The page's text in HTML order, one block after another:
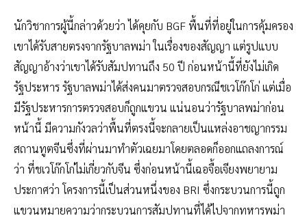
นักวิชาการผู้นี้กล่าวด้วยว่า ได้คุยกับ BGF พื้นที่ที่อยู่ในการคุ้มครอง
เขาได้รับสายตรงจากรัฐบาลพม่า ในเรื่องของสัญญา แต่รูปแบบ
สัญญาอ้างว่าเขาได้รับสัมปทานถึง 50 ปี ก่อนหน้านี้ที่ยังไม่เกิด
รัฐประหาร รัฐบาลพม่าได้ส่งคนมาตรวจสอบกรณีชเวโก๊กโก่ แต่เมื่อ
มีรัฐประหารการตรวจสอบก็ถูกแขวน แน่นอนว่ารัฐบาลพม่าก่อน
หน้านี้ มีความกังวลว่าพื้นที่ตรงนี้จะกลายเป็นแหล่งอาชญากรรม
สถานทูตจีนซึ่งที่ผ่านมาทำตัวเฉยมาโดยตลอดก็ออกแถลงการณ์
ว่า ที่ชเวโก๊กโก่ไม่เกี่ยวกับจีน ซึ่งก่อนหน้านี้เฉอจื้อเจียงพยายาม
ประกาศว่า โครงการนี้เป็นส่วนหนึ่งของ BRI ซึ่งกระบวนการนี้ถูก
แขวนหมายความว่ากระบวนการสัมปทานที่ได้ไปจากทหารพม่า